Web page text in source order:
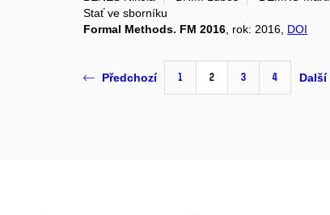
Stať ve sborníku
Formal Methods. FM 2016 , rok: 2016, DOI
Předchozí 1 2 3 4 Další